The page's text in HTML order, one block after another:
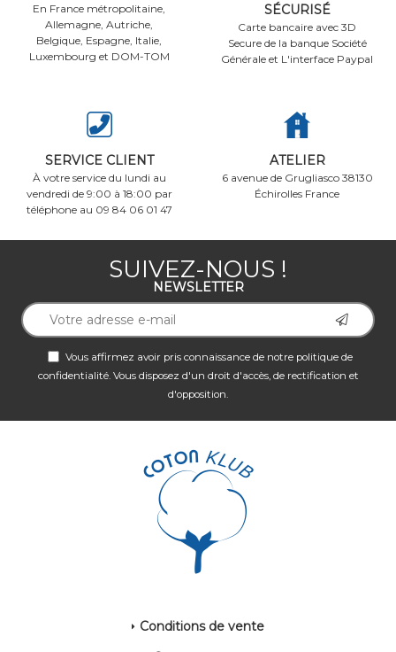
En France métropolitaine,
Allemagne, Autriche,
Belgique, Espagne, Italie,
Luxembourg et DOM-TOM
SÉCURISÉ
Carte bancaire avec 3D
Secure de la banque Société
Générale et L'interface Paypal
SERVICE CLIENT
À votre service du lundi au
vendredi de 9:00 à 18:00 par
téléphone au 09 84 06 01 47
ATELIER
6 avenue de Grugliasco 38130
Échirolles France
SUIVEZ-NOUS !
NEWSLETTER
Vous affirmez avoir pris connaissance de notre politique de
confidentialité. Vous disposez d'un droit d'accès, de rectification et
d'opposition.
Conditions de vente